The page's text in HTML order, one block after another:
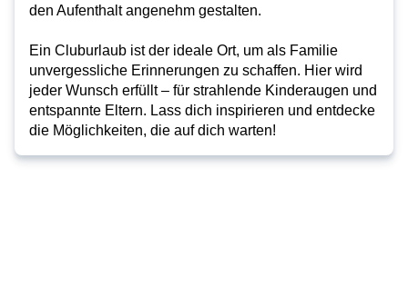
den Aufenthalt angenehm gestalten.
Ein Cluburlaub ist der ideale Ort, um als Familie
unvergessliche Erinnerungen zu schaffen. Hier wird
jeder Wunsch erfüllt – für strahlende Kinderaugen und
entspannte Eltern. Lass dich inspirieren und entdecke
die Möglichkeiten, die auf dich warten!